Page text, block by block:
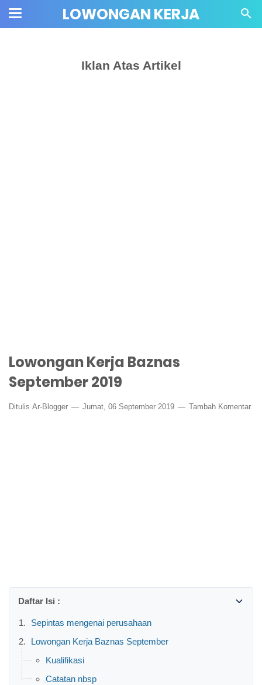
LOWONGAN KERJA
Iklan Atas Artikel
Lowongan Kerja Baznas
September 2019
Ditulis Ar-Blogger Jumat, 06 September 2019 Tambah Komentar
Sepintas mengenai perusahaan
Lowongan Kerja Baznas September
Kualifikasi
Catatan nbsp